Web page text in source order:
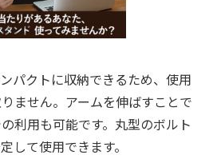
パクトに収納できるため、使用
ません。アームを伸ばすことで
利用も可能です。丸型のボルト
して使用できます。